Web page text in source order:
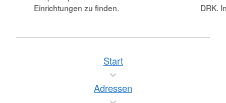
Einrichtungen zu finden.
DRK.
Start
Adressen